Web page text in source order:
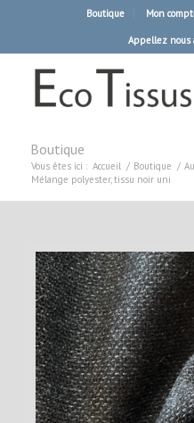
Boutique Mon
Appellez nous
Boutique
Vous êtes ici : Accueil / Boutique /
Mélange polyester, tissu noir uni